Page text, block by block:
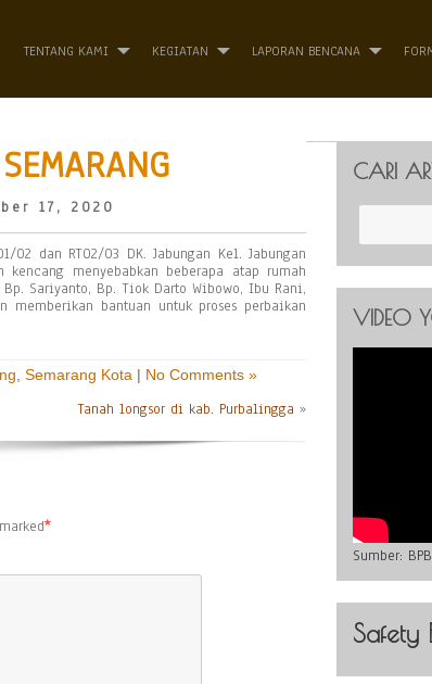
TENTANG KAMI KEGIATAN LAPORAN BENCANA
17, 2020
02 dan RT02/03 DK. Jabungan Kel. Jabungan
menyebabkan beberapa atap rumah
Sariyanto, Bp. Tiok Darto Wibowo, Ibu Rani,
memberikan bantuan untuk proses perbaikan
Semarang Kota | No Comments »
Tanah longsor di kab. Purbalingga »
*
CARI
VIDEO
Sumber:
Safety